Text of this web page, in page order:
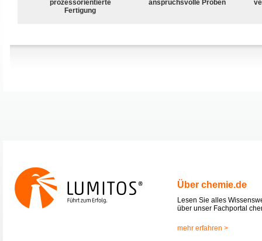
prozessorientierte
Fertigung
anspruchsvolle Proben
Über chemie.de
Lesen Sie alles
über unser Fachportal
mehr erfahren >